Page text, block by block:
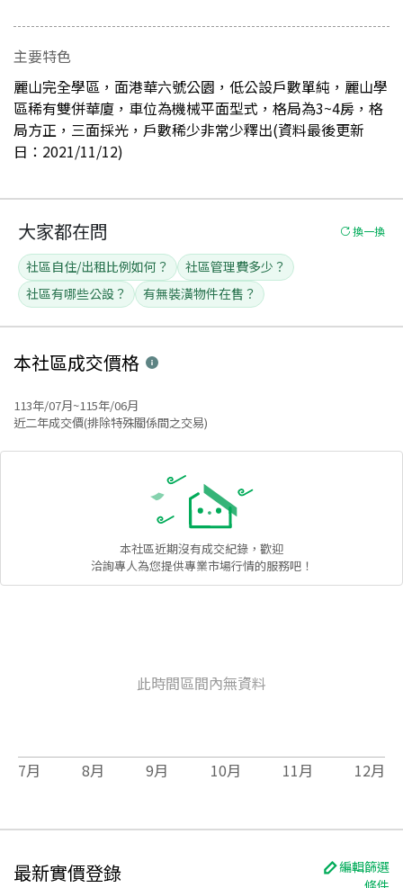
主要特色
麗山完全學區，面港華六號公園，低公設戶數單純，麗山學
區稀有雙併華廈，車位為機械平面型式，格局為3~4房，格
局方正，三面採光，戶數稀少非常少釋出(資料最後更新
日：2021/11/12)
大家都在問 換一換
社區自住/出租比例如何？
社區管理費多少？
社區有哪些公設？
有無裝潢物件在售？
本社區成交價格
113年/07月~115年/06月
近二年成交價(排除特殊關係間之交易)
本社區近期沒有成交紀錄，歡迎
洽詢專人為您提供專業市場行情的服務吧！
此時間區間內無資料
7月 8月 9月 10月 11月 12月
最新實價登錄
編輯篩選